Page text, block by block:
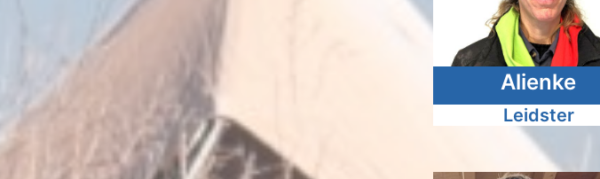
Alienke
Leidster